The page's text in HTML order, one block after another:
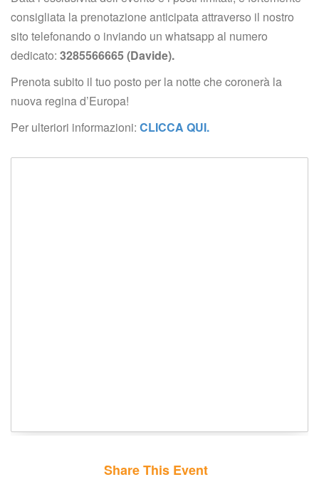
consigliata la prenotazione anticipata attraverso il nostro
ito telefonando o inviando un whatsapp al numero
dedicato: 3285566665 (Davide).
Prenota subito il tuo posto per la notte che coronerà la
nuova regina d’Europa!
Per ulteriori informazioni: CLICCA QUI.
Share This Event